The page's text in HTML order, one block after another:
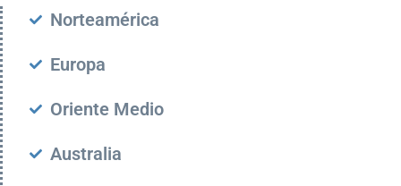
Norteamérica
Europa
Oriente Medio
Australia